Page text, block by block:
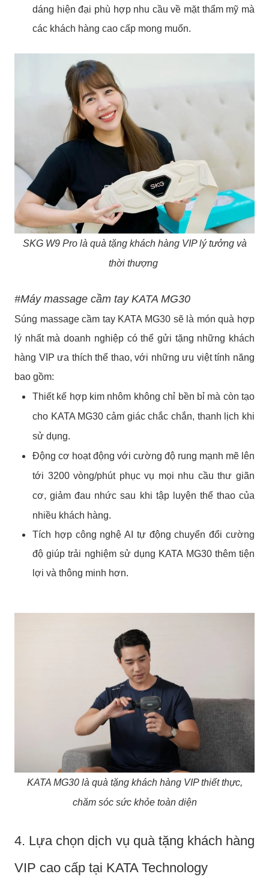
dáng hiện đại phù hợp nhu cầu về mặt thẩm mỹ mà
các khách hàng cao cấp mong muốn.
SKG W9 Pro là quà tặng khách hàng VIP lý tưởng và
thời thượng
#Máy massage cầm tay KATA MG30
Súng massage cầm tay KATA MG30 sẽ là món quà hợp
lý nhất mà doanh nghiệp có thể gửi tặng những khách
hàng VIP ưa thích thể thao, với những ưu việt tính năng
bao gồm:
Thiết kế hợp kim nhôm không chỉ bền bỉ mà còn tạo
cho KATA MG30 cảm giác chắc chắn, thanh lịch khi
sử dụng.
Động cơ hoạt động với cường độ rung mạnh mẽ lên
tới 3200 vòng/phút phục vụ mọi nhu cầu thư giãn
cơ, giảm đau nhức sau khi tập luyện thể thao của
nhiều khách hàng.
Tích hợp công nghệ AI tự động chuyển đổi cường
độ giúp trải nghiệm sử dụng KATA MG30 thêm tiện
lợi và thông minh hơn.
KATA MG30 là quà tặng khách hàng VIP thiết thực,
chăm sóc sức khỏe toàn diện
4. Lựa chọn dịch vụ quà tặng khách hàng
VIP cao cấp tại KATA Technology